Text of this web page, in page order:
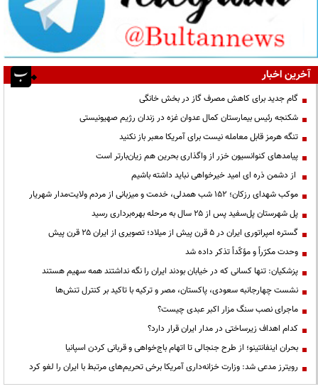
آخرین اخبار
گام جدید برای کاهش مصرف گاز در بخش خانگی
شکنجه رئیس بیمارستان کمال عدوان غزه در زندان رژیم صهیونیستی
تنگه هرمز قابل معامله نیست برای آمریکا معبر باز نکنید
پیامدهای کنوانسیون خزر از واگذاری بحرین هم زیان‌بارتر است
از دشمن ذره ای امید خیرخواهی نباید داشته باشیم
موکب شهدای رزکان؛ ۱۵۲ شب همدلی، خدمت و میزبانی از مردم ولایت‌مدار شهریار
پل شهرستان پل‌سفید پس از ۲۵ سال به مرحله بهره‌برداری رسید
گستره امپراتوری ایران در ۵ قرن پیش از میلاد؛ تصویری از ایران ۲۵ قرن پیش
وحدت مکرّراً و مؤکّداً تذکر داده شد
پزشکیان: تنها کسانی که در خیابان بودند ایران را نگه نداشتند همه سهیم هستند
نشست چهارجانبه سعودی، پاکستان، مصر و ترکیه با تاکید بر کنترل تنش‌ها
ماجرای نصب سنگ مزار اکبر عبدی چیست؟
کدام اهداف زیرساختی در مدار ایران قرار دارد؟
بحران اینفانتینو؛ از طرح جنجالی تا اتهام باج‌خواهی و قربانی کردن اسپانیا
رویترز مدعی شد: وزارت خزانه‌داری آمریکا برخی تحریم‌های مرتبط با ایران را لغو کرد